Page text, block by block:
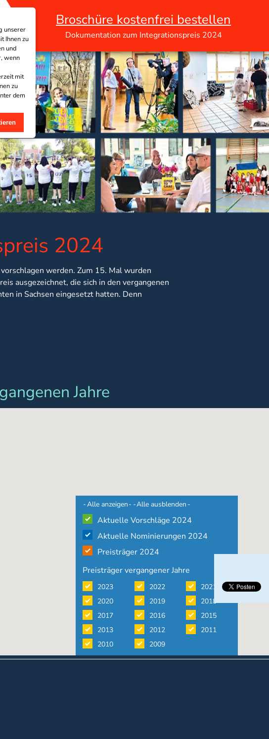
Broschüre kostenfrei bestellen
Dokumentation zum Integrationspreis 2024
2024
werden. Zum 15. Mal wurden
ausgezeichnet, die sich in den vergangenen
in Sachsen eingesetzt hatten. Denn
Jahre
Alle anzeigen Alle ausblenden
Aktuelle Vorschläge 2024
Aktuelle Nominierungen 2024
Preisträger 2024
Preisträger vergangener Jahre
2023 2022
2021
2020
2019
2018
2017
2016
2015
2013
2012
2011
2010
2009
unserer
Ihnen zu
und
wenn
mit
zu
dem